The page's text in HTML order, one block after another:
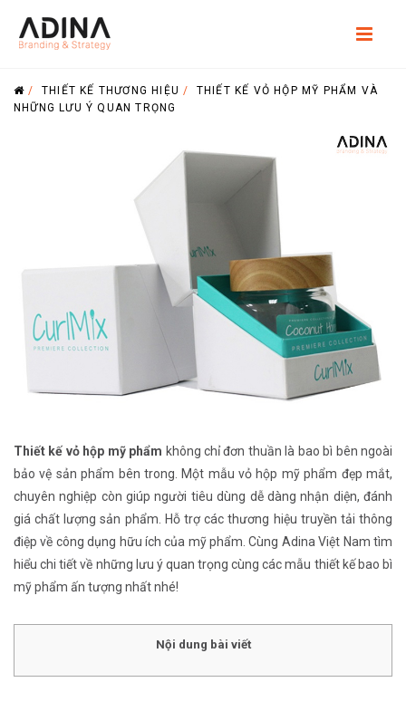
/THIẾT KẾ THƯƠNG HIỆU / THIẾT KẾ VỎ HỘP MỸ PHẨM VÀ
NHỮNG LƯU Ý QUAN TRỌNG
Thiết kế vỏ hộp mỹ phẩm không chỉ đơn thuần là bao bì bên ngoài
bảo vệ sản phẩm bên trong. Một mẫu vỏ hộp mỹ phẩm đẹp mắt,
chuyên nghiệp còn giúp người tiêu dùng dễ dàng nhận diện, đánh
giá chất lượng sản phẩm. Hỗ trợ các thương hiệu truyền tải thông
điệp về công dụng hữu ích của mỹ phẩm. Cùng Adina Việt Nam tìm
hiểu chi tiết về những lưu ý quan trọng cùng các mẫu thiết kế bao bì
mỹ phẩm ấn tượng nhất nhé!
Nội dung bài viết